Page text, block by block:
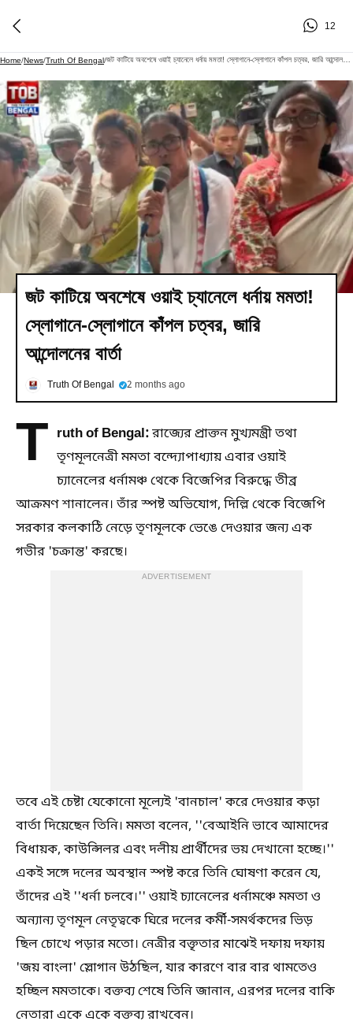
12
Home/News/Truth Of Bengal/
জট কাটিয়ে অবশেষে ওয়াই চ্যানেলে ধর্নায় মমতা!
স্লোগানে-স্লোগানে কাঁপল চত্বর, জারি
আন্দোলনের বার্তা
Truth Of Bengal 2 months ago
T ruth of Bengal:রাজ্যের প্রাক্তন মুখ্যমন্ত্রী তথা
তৃণমূলনেত্রী মমতা বন্দ্যোপাধ্যায় এবার ওয়াই
চ্যানেলের ধর্নামঞ্চ থেকে বিজেপির বিরুদ্ধে তীব্র
আক্রমণ শানালেন। তাঁর স্পষ্ট অভিযোগ, দিল্লি থেকে বিজেপি
সরকার কলকাঠি নেড়ে তৃণমূলকে ভেঙে দেওয়ার জন্য এক
গভীর 'চক্রান্ত' করছে।
ADVERTISEMENT
তবে এই চেষ্টা যেকোনো মূল্যেই 'বানচাল' করে দেওয়ার কড়া
বার্তা দিয়েছেন তিনি। মমতা বলেন, ''বেআইনি ভাবে আমাদের
বিধায়ক, কাউন্সিলর এবং দলীয় প্রার্থীদের ভয় দেখানো হচ্ছে।''
একই সঙ্গে দলের অবস্থান স্পষ্ট করে তিনি ঘোষণা করেন যে,
তাঁদের এই ''ধর্না চলবে।'' ওয়াই চ্যানেলের ধর্নামঞ্চে মমতা ও
অন্যান্য তৃণমূল নেতৃত্বকে ঘিরে দলের কর্মী-সমর্থকদের ভিড়
ছিল চোখে পড়ার মতো। নেত্রীর বক্তৃতার মাঝেই দফায় দফায়
'জয় বাংলা' স্লোগান উঠছিল, যার কারণে বার বার থামতেও
হচ্ছিল মমতাকে। বক্তব্য শেষে তিনি জানান, এরপর দলের বাকি
নেতারা একে একে বক্তব্য রাখবেন।